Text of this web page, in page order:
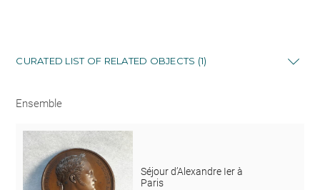
CURATED LIST OF RELATED OBJECTS (1)
Ensemble
Séjour d’Alexandre Ier à
Paris